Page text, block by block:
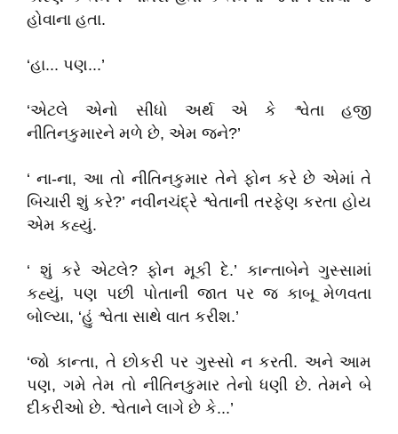
હોવાના હતા.
‘હા... પણ...’
‘એટલે એનો સીધો અર્થ એ કે શ્વેતા હજી
નીતિનકુમારને મળે છે, એમ જને?’
‘ ના-ના, આ તો નીતિનકુમાર તેને ફોન કરે છે એમાં તે
બિચારી શું કરે?’ નવીનચંદ્રે શ્વેતાની તરફેણ કરતા હોય
એમ કહ્યું.
‘ શું કરે એટલે? ફોન મૂકી દે.’ કાન્તાબેને ગુસ્સામાં
કહ્યું, પણ પછી પોતાની જાત પર જ કાબૂ મેળવતા
બોલ્યા, ‘હું શ્વેતા સાથે વાત કરીશ.’
‘જો કાન્તા, તે છોકરી પર ગુસ્સો ન કરતી. અને આમ
પણ, ગમે તેમ તો નીતિનકુમાર તેનો ધણી છે. તેમને બે
દીકરીઓ છે. શ્વેતાને લાગે છે કે...’